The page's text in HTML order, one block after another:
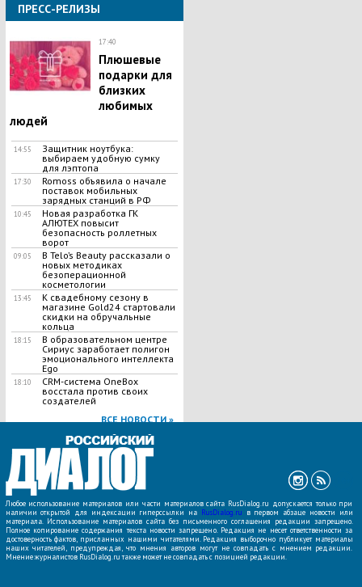
ПРЕСС-РЕЛИЗЫ
17:40
Плюшевые
подарки для
близких
любимых
людей
14:55
Защитник ноутбука:
выбираем удобную сумку
для лэптопа
17:30
Romoss объявила о начале
поставок мобильных
зарядных станций в РФ
10:45
Новая разработка ГК
АЛЮТЕХ повысит
безопасность роллетных
ворот
09:05
В Telo’s Beauty рассказали о
новых методиках
безоперационной
косметологии
13:45
К свадебному сезону в
магазине Gold24 стартовали
скидки на обручальные
кольца
18:15
В образовательном центре
Сириус заработает полигон
эмоционального интеллекта
Ego
18:10
CRM-система OneBox
восстала против своих
создателей
ВСЕ НОВОСТИ »
Любое использование материалов или части материалов сайта RusDialog.ru допускается только при
наличии открытой для индексации гиперссылки на RusDialog.ru в первом абзаце новости или
материала. Использование материалов сайта без письменного соглашения редакции запрещено.
Полное копирование содержания текста новости запрещено. Редакция не несет ответственности за
достоверность фактов, присланных нашими читателями. Редакция выборочно публикует материалы
наших читателей, предупреждая, что мнения авторов могут не совпадать с мнением редакции.
Мнение журналистов RusDialog.ru также может не совпадать с позицией редакции.